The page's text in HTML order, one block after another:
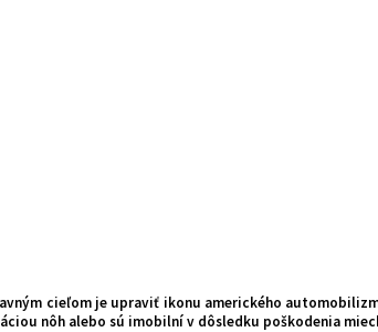
cieľom je upraviť ikonu amerického
nôh alebo sú imobilní v dôsledku poškodenia